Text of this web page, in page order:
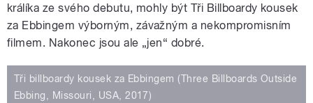
králíka ze svého debutu, mohly být Tři Billboardy kousek
za Ebbingem výborným, závažným a nekompromisním
filmem. Nakonec jsou ale „jen“ dobré.
Tři billboardy kousek za Ebbingem (Three Billboards Outside
Ebbing, Missouri, USA, 2017)